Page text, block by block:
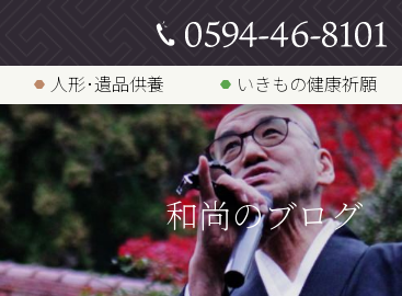
人形･遺品供養 いきもの健康祈願
和尚のブログ